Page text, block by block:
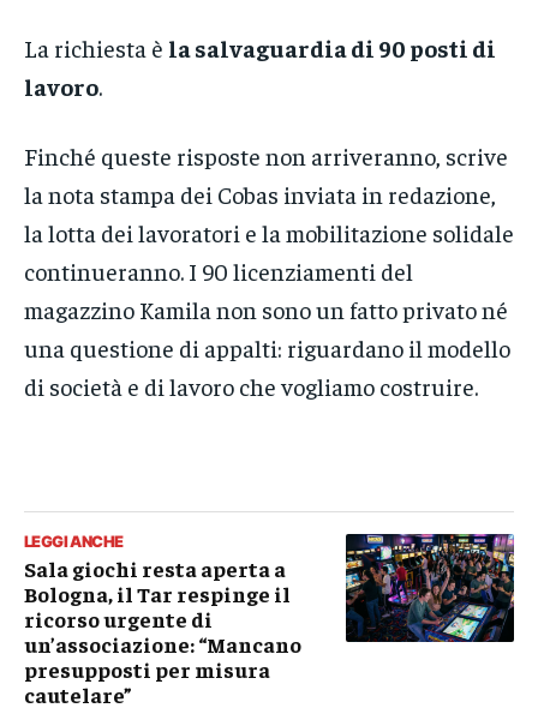
La richiesta è la salvaguardia di 90 posti di
lavoro.
Finché queste risposte non arriveranno, scrive
la nota stampa dei Cobas inviata in redazione,
la lotta dei lavoratori e la mobilitazione solidale
continueranno. I 90 licenziamenti del
magazzino Kamila non sono un fatto privato né
una questione di appalti: riguardano il modello
di società e di lavoro che vogliamo costruire.
LEGGI ANCHE
Sala giochi resta aperta a
Bologna, il Tar respinge il
ricorso urgente di
un’associazione: “Mancano
presupposti per misura
cautelare”